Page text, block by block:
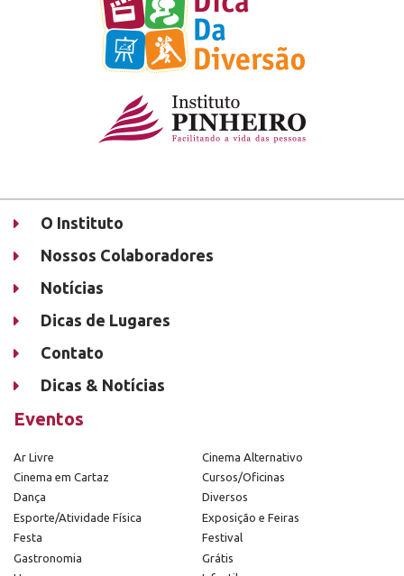
O Instituto
Nossos Colaboradores
Notícias
Dicas de Lugares
Contato
Dicas & Notícias
Eventos
Ar Livre
Cinema Alternativo
Cinema em Cartaz
Cursos/Oficinas
Dança
Diversos
Esporte/Atividade Física
Exposição e Feiras
Festa
Festival
Gastronomia
Grátis